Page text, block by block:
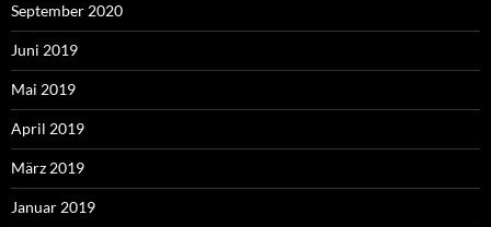
September 2020
Juni 2019
Mai 2019
April 2019
März 2019
Januar 2019